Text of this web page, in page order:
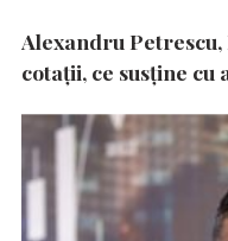
Alexandru
cotații, ce susține cu